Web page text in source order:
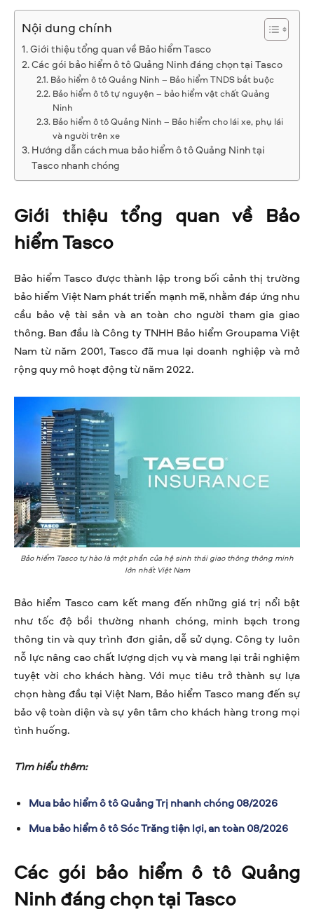
Nội dung chính
Giới thiệu tổng quan về Bảo hiểm Tasco
Các gói bảo hiểm ô tô Quảng Ninh đáng chọn tại Tasco
Bảo hiểm ô tô Quảng Ninh – Bảo hiểm TNDS bắt buộc
Bảo hiểm ô tô tự nguyện – bảo hiểm vật chất Quảng
Ninh
Bảo hiểm ô tô Quảng Ninh – Bảo hiểm cho lái xe, phụ lái
và người trên xe
Hướng dẫn cách mua bảo hiểm ô tô Quảng Ninh tại
Tasco nhanh chóng
Giới thiệu tổng quan về Bảo
hiểm Tasco
Bảo hiểm Tasco được thành lập trong bối cảnh thị trường
bảo hiểm Việt Nam phát triển mạnh mẽ, nhằm đáp ứng nhu
cầu bảo vệ tài sản và an toàn cho người tham gia giao
thông. Ban đầu là Công ty TNHH Bảo hiểm Groupama Việt
Nam từ năm 2001, Tasco đã mua lại doanh nghiệp và mở
rộng quy mô hoạt động từ năm 2022.
Bảo hiểm Tasco tự hào là một phần của hệ sinh thái giao thông thông minh
lớn nhất Việt Nam
Bảo hiểm Tasco cam kết mang đến những giá trị nổi bật
như tốc độ bồi thường nhanh chóng, minh bạch trong
thông tin và quy trình đơn giản, dễ sử dụng. Công ty luôn
nỗ lực nâng cao chất lượng dịch vụ và mang lại trải nghiệm
tuyệt vời cho khách hàng. Với mục tiêu trở thành sự lựa
chọn hàng đầu tại Việt Nam, Bảo hiểm Tasco mang đến sự
bảo vệ toàn diện và sự yên tâm cho khách hàng trong mọi
tình huống.
Tìm hiểu thêm:
Mua bảo hiểm ô tô Quảng Trị nhanh chóng 08/2026
Mua bảo hiểm ô tô Sóc Trăng tiện lợi, an toàn 08/2026
Các gói bảo hiểm ô tô Quảng
Ninh đáng chọn tại Tasco